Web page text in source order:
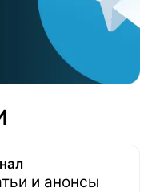
и анонсы